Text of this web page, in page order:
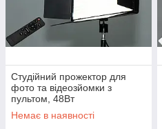
Студійний прожектор для
фото та відеозйомки з
пультом, 48Вт
Немає в наявності